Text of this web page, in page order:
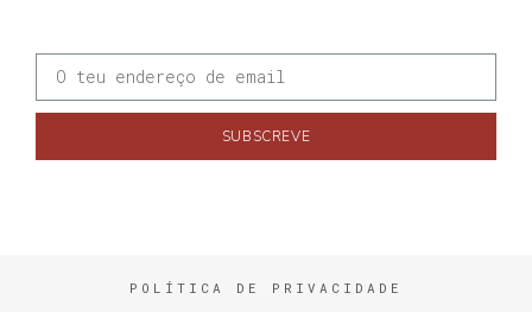
SUBSCREVE
POLÍTICA DE PRIVACIDADE